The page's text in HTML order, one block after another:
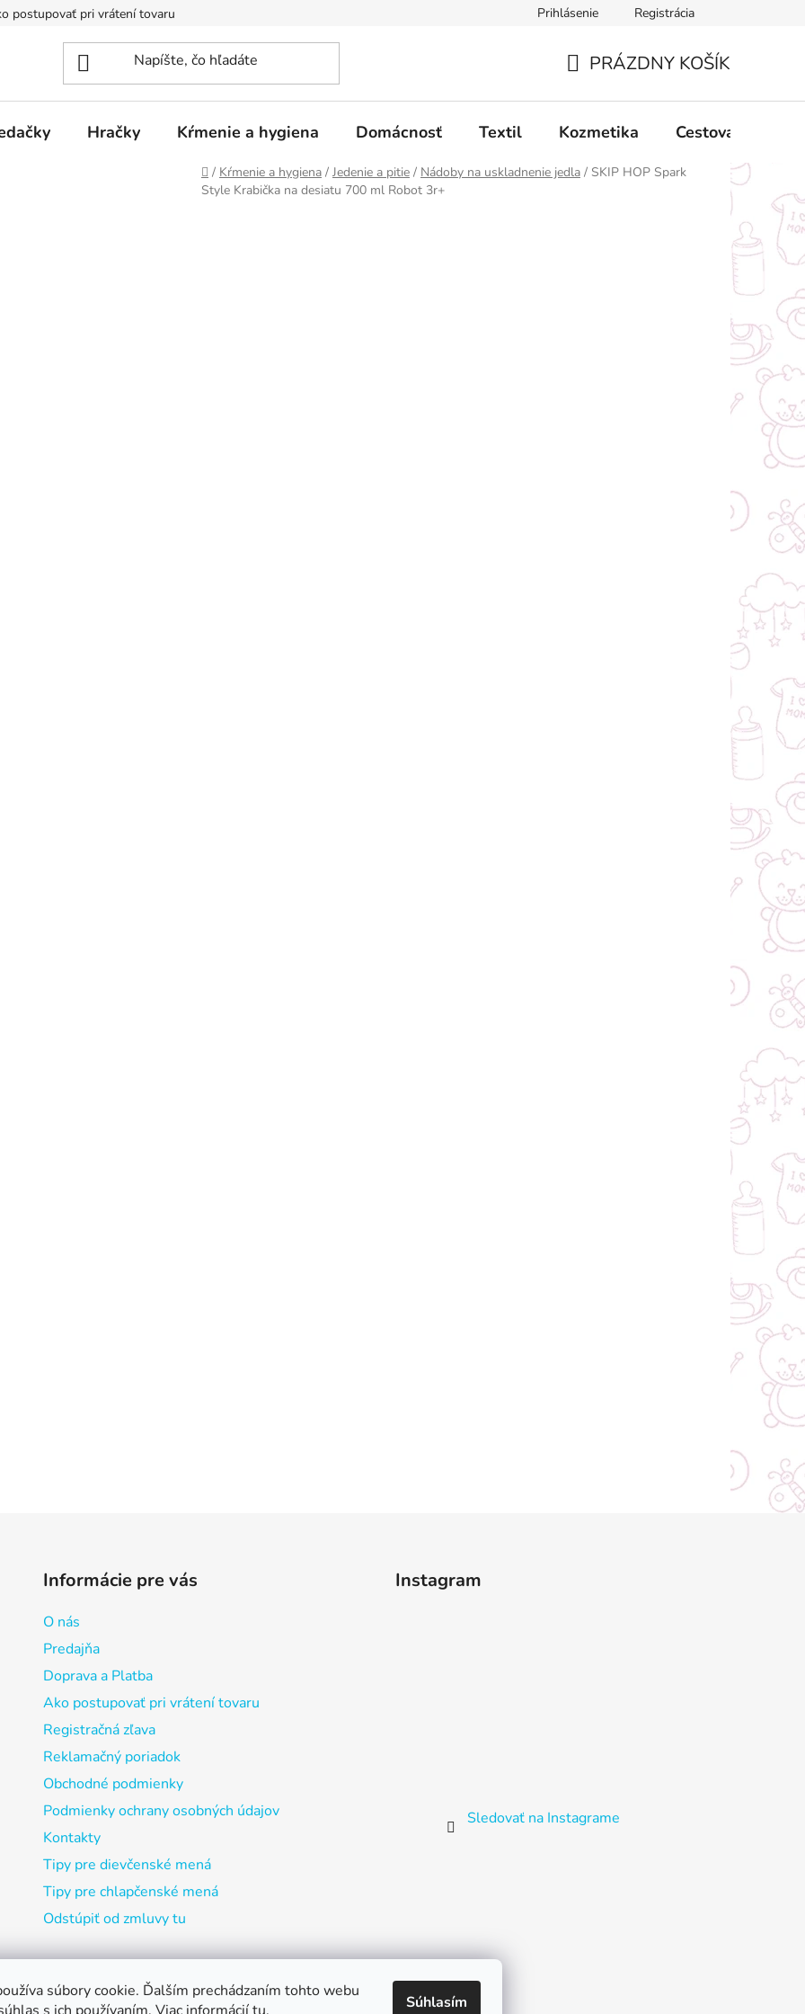
súbory cookie. Ďalším prechádzaním tohto webu
Súhlasím
postupovať pri vrátení tovaru Obchodné podmienky Podmienky ochrany
Prihlásenie Registrácia
KOŠÍK
PRÁZDNY KOŠÍK
Hračky Kŕmenie a hygiena Domácnosť Textil Kozmetika Cestovanie
Domov
/ Kŕmenie a hygiena / Jedenie a pitie / Nádoby na uskladnenie jedla / SKIP HOP Spark
Style Krabička na desiatu 700 ml Robot 3r+
Informácie pre vás
O nás
Predajňa
Doprava a Platba
Ako postupovať pri vrátení tovaru
Registračná zľava
Reklamačný poriadok
Obchodné podmienky
Podmienky ochrany osobných údajov
Kontakty
Tipy pre dievčenské mená
Tipy pre chlapčenské mená
Odstúpiť od zmluvy tu
Instagram
Sledovať na Instagrame